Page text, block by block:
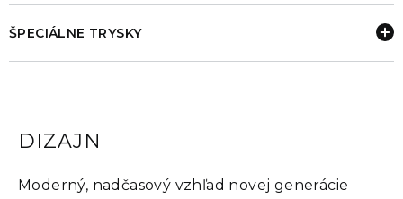
ŠPECIÁLNE TRYSKY
DIZAJN
Moderný, nadčasový vzhľad novej generácie